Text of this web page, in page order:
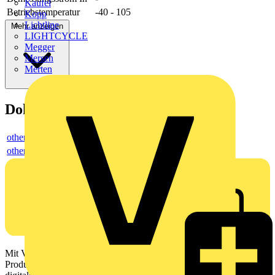
Kaufel
Kopp
Lichtline
LIGHTCYCLE
Megger
Mersen
Merten
Betriebstemperatur
-40 - 105
Mehr anzeigen
Dokumente
others
others
Mit Voltimum erhalten Elektrofachkräfte Zugang zu Branchennews,
Produktinformationen, Schulungen und Tools – alles auf einer